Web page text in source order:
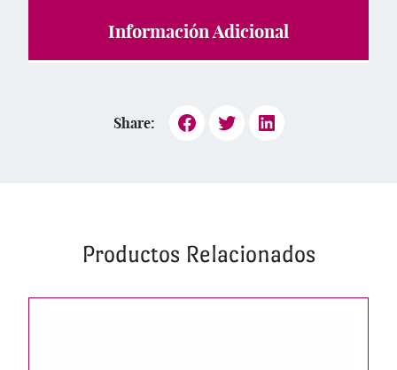
Información Adicional
Share:
Productos Relacionados